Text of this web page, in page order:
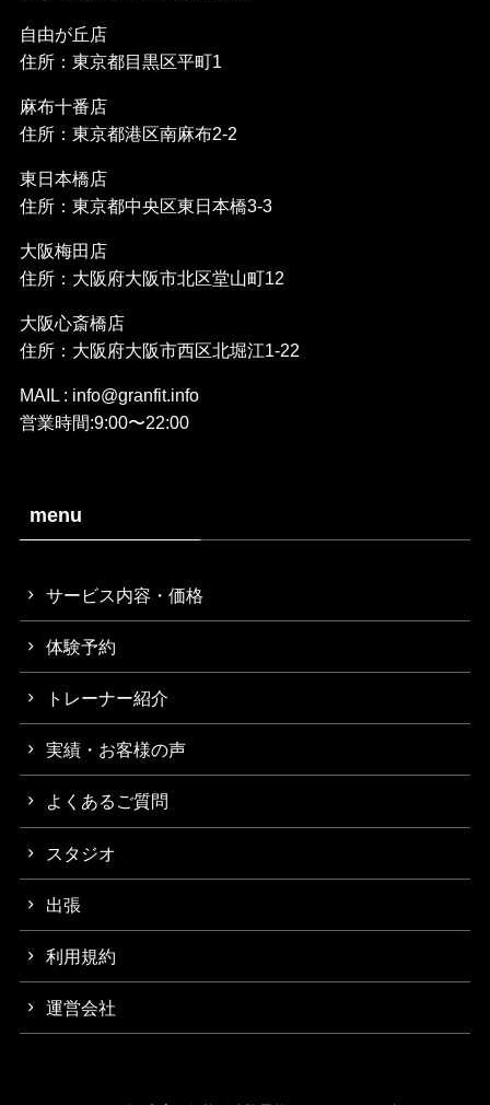
自由が丘店
住所：東京都目黒区平町1
麻布十番店
住所：東京都港区南麻布2-2
東日本橋店
住所：東京都中央区東日本橋3-3
大阪梅田店
住所：大阪府大阪市北区堂山町12
大阪心斎橋店
住所：大阪府大阪市西区北堀江1-22
MAIL : info@granfit.info
営業時間:9:00〜22:00
menu
サービス内容・価格
体験予約
トレーナー紹介
実績・お客様の声
よくあるご質問
スタジオ
出張
利用規約
運営会社